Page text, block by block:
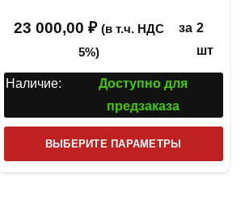
23 000,00₽ (в т.ч. НДС
5%)
за 2
шт
Наличие:
Доступно для
предзаказа
ВЫБЕРИТЕ ПАРАМЕТРЫ
товар